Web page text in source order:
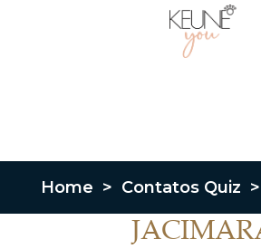
Home > Contatos Quiz >